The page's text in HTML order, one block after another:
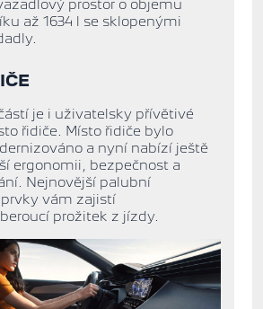
prostor o objemu
až 1634 l se sklopenými
je i uživatelsky přívětivé
řidiče. Místo řidiče bylo
a nyní nabízí ještě
ergonomii, bezpečnost a
Nejnovější palubní
vám zajistí
prožitek z jízdy.